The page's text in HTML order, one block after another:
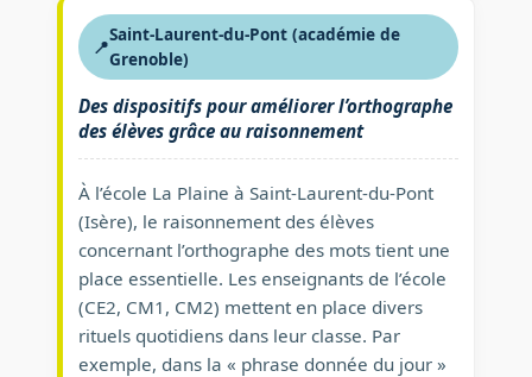
📍
Saint-Laurent-du-Pont (académie de
Grenoble)
Des dispositifs pour améliorer l’orthographe
des élèves grâce au raisonnement
À l’école La Plaine à Saint-Laurent-du-Pont
(Isère), le raisonnement des élèves
concernant l’orthographe des mots tient une
place essentielle. Les enseignants de l’école
(CE2, CM1, CM2) mettent en place divers
rituels quotidiens dans leur classe. Par
exemple, dans la « phrase donnée du jour »